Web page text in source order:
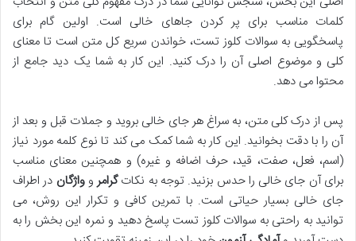
کلمات مناسب برای پر کردن جاهای خالی است. اولین گام برای
پاسخگویی به سوالات کلوز تست، خواندن سریع کل متن است تا معنای
کلی و موضوع اصلی آن را درک کنید. این کار به شما یک دید جامع از
محتوا می دهد.
پس از درک کلی متن، به سراغ هر جای خالی بروید و جملات قبل و بعد از
آن را با دقت بخوانید. این کار به شما کمک می کند تا نوع کلمه مورد نیاز
(اسم، فعل، صفت، قید، حرف اضافه و غیره) و همچنین معنای مناسب
برای آن جای خالی را حدس بزنید. توجه به نکاتگرامروواژگان در اطراف
جای خالی بسیار حیاتی است. با تمرین کافی و تکرار این روش، می
توانید به راحتی به سوالات کلوز تست پاسخ دهید و نمره این بخش را به